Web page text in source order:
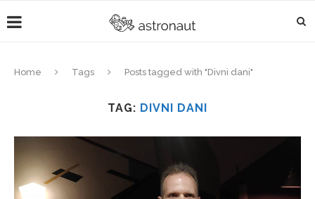
Home Tags Posts tagged with "Divni dani"
TAG: DIVNI DANI